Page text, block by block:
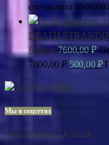
составляла 4500,00
DEATH
Edition 7600,00₽
7600,00 ₽.500,00 ₽
Мы в соцсетях
Email Telegram Vk Tiktok